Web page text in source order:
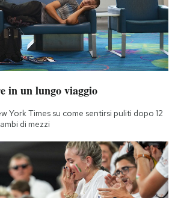
in un lungo viaggio
York Times su come sentirsi puliti dopo 12
di mezzi